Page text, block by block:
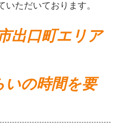
いただいております。
出口町エリア
いの時間を要